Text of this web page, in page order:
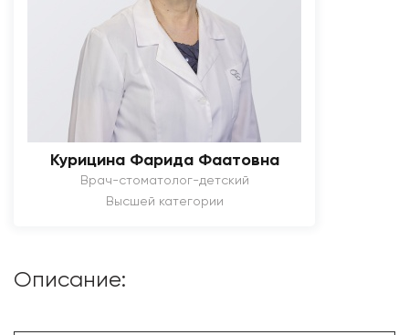
Курицина Фарида Фаатовна
Врач-стоматолог-детский
Высшей категории
Описание: